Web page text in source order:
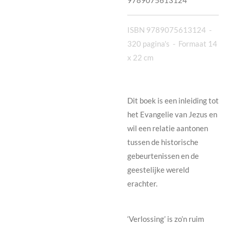
ISBN 9789075613124 -
320 pagina's - Formaat 14
x 22 cm
Dit boek is een inleiding tot
het Evangelie van Jezus en
wil een relatie aantonen
tussen de historische
gebeurtenissen en de
geestelijke wereld
erachter.
‘Verlossing’ is zo’n ruim